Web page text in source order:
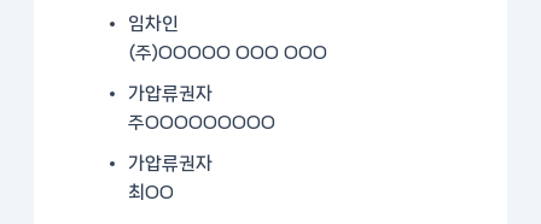
임차인
(주)OOOOO OOO OOO
가압류권자
주OOOOOOOOO
가압류권자
최OO